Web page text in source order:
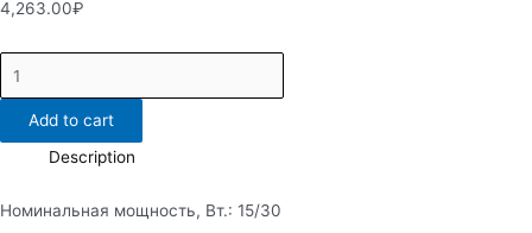
4,263.00₽
Потолочный
коаскиальный
громкоговоритель
PASystem
30T
Add to cart
Description
Номинальная мощность, Вт.: 15/30